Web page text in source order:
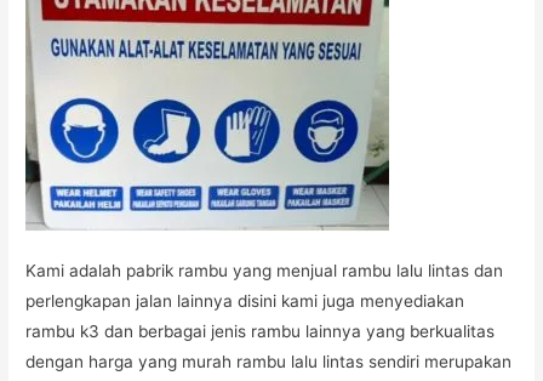
Kami adalah pabrik rambu yang menjual rambu lalu lintas dan
perlengkapan jalan lainnya disini kami juga menyediakan
rambu k3 dan berbagai jenis rambu lainnya yang berkualitas
dengan harga yang murah rambu lalu lintas sendiri merupakan